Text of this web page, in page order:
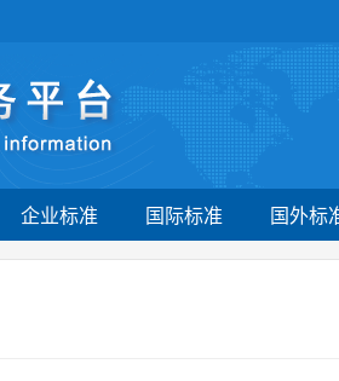
企业标准 国际标准 国外标